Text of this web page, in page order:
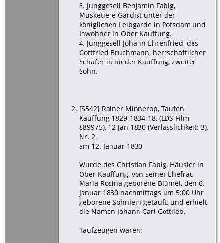
3. Junggesell Benjamin Fabig,
Musketiere Gardist unter der
königlichen Leibgarde in Potsdam und
Inwohner in Ober Kauffung.
4. Junggesell Johann Ehrenfried, des
Gottfried Bruchmann, herrschaftlicher
Schäfer in nieder Kauffung, zweiter
Sohn.
[S542] Rainer Minnerop, Taufen
Kauffung 1829-1834-18, (LDS Film
889975), 12 Jan 1830 (Verlässlichkeit: 3).
Nr. 2
am 12. Januar 1830
Wurde des Christian Fabig, Häusler in
Ober Kauffung, von seiner Ehefrau
Maria Rosina geborene Blümel, den 6.
Januar 1830 nachmittags um 5:00 Uhr
geborene Söhnlein getauft, und erhielt
die Namen Johann Carl Gottlieb.
Taufzeugen waren: